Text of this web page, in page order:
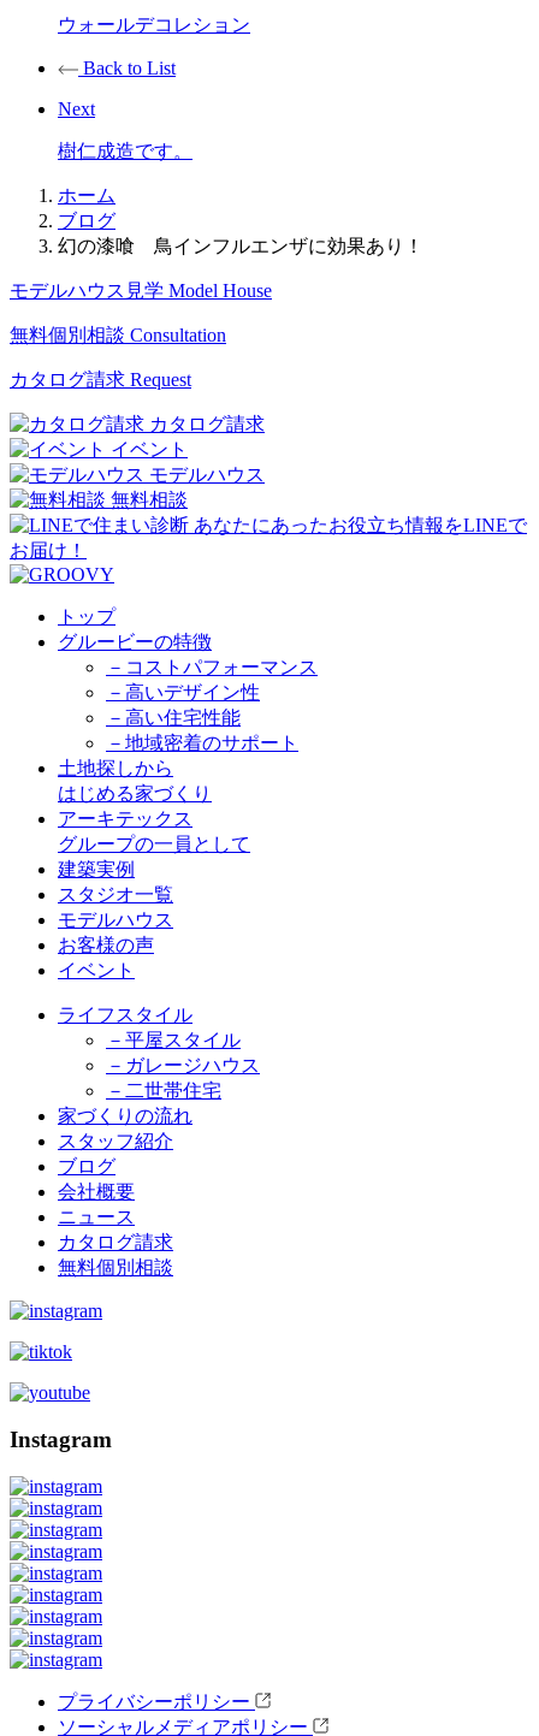
ウォールデコレション
Back to List
Next
樹仁成造です。
ホーム
ブログ
幻の漆喰 鳥インフルエンザに効果あり！
モデルハウス見学 Model House
無料個別相談 Consultation
カタログ請求 Request
カタログ請求
イベント
モデルハウス
無料相談
トップ
グルービーの特徴
－コストパフォーマンス
－高いデザイン性
－高い住宅性能
－地域密着のサポート
土地探しから
はじめる家づくり
アーキテックス
グループの一員として
建築実例
スタジオ一覧
モデルハウス
お客様の声
イベント
ライフスタイル
－平屋スタイル
－ガレージハウス
－二世帯住宅
家づくりの流れ
スタッフ紹介
ブログ
会社概要
ニュース
カタログ請求
無料個別相談
Instagram
プライバシーポリシー
ソーシャルメディアポリシー